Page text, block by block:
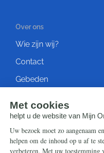
Over ons
Wie zijn wij?
Contact
Gebeden
Steun ons
Nieuwsbrief